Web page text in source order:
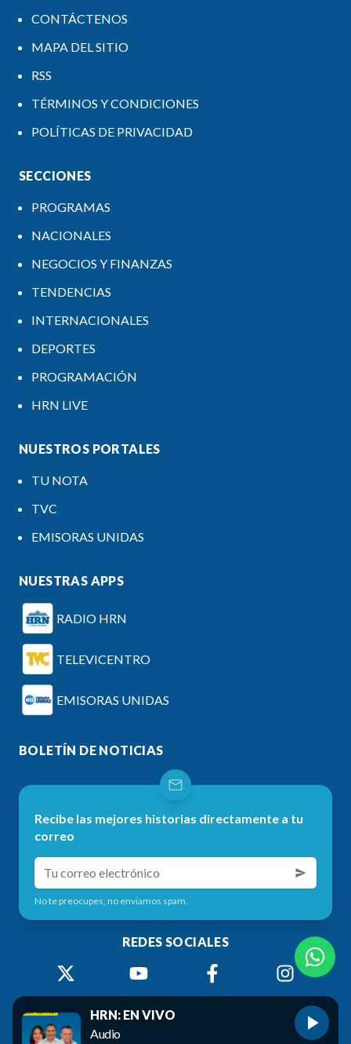
CONTÁCTENOS
MAPA DEL SITIO
RSS
TÉRMINOS Y CONDICIONES
POLÍTICAS DE PRIVACIDAD
SECCIONES
PROGRAMAS
NACIONALES
NEGOCIOS Y FINANZAS
TENDENCIAS
INTERNACIONALES
DEPORTES
PROGRAMACIÓN
HRN LIVE
NUESTROS PORTALES
TU NOTA
TVC
EMISORAS UNIDAS
NUESTRAS APPS
RADIO HRN
TELEVICENTRO
EMISORAS UNIDAS
BOLETÍN DE NOTICIAS
Recibe las mejores historias directamente a tu
correo
No te preocupes, no enviamos spam.
REDES SOCIALES
HRN: EN VIVO
Audio